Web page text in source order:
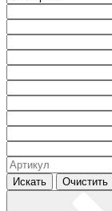
Искать Очистить